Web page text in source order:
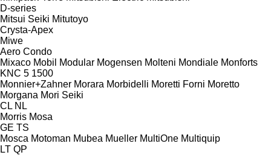
D-series
Mitsui Seiki Mitutoyo
Crysta-Apex
Miwe
Aero Condo
Mixaco Mobil Modular Mogensen Molteni Mondiale Monforts
KNC 5 1500
Monnier+Zahner Morara Morbidelli Moretti Forni Moretto
Morgana Mori Seiki
CL NL
Morris Mosa
GE TS
Mosca Motoman Mubea Mueller MultiOne Multiquip
LT QP